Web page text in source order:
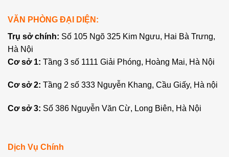
VĂN PHÒNG ĐẠI DIỆN:
Trụ sở chính: Số 105 Ngõ 325 Kim Ngưu, Hai Bà Trưng,
Hà Nội
Cơ sở 1: Tầng 3 số 1111 Giải Phóng, Hoàng Mai, Hà Nội
Cơ sở 2: Tầng 2 số 333 Nguyễn Khang, Cầu Giấy, Hà nội
Cơ sở 3: Số 386 Nguyễn Văn Cừ, Long Biên, Hà Nội
Dịch Vụ Chính